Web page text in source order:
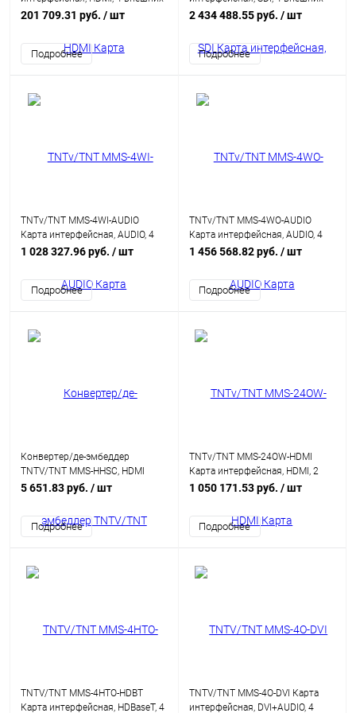
входных порта: HDMI, (макс.
для коммутаторов серии MMS-
xxxxCSTW)
201 709.31 руб. / шт
Подробнее
входных порта: SDI,
видеоразрешений/scaler;для
коммутаторов серии MMS-
2 434 488.55 руб. / шт
Подробнее
TNTv/TNT MMS-4WI-AUDIO
Карта интерфейсная, AUDIO, 4
внешних входных порта: 3-
(для коммутаторов серии MMS-
xxxxSISL)
1 028 327.96 руб. / шт
Подробнее
TNTv/TNT MMS-4WO-AUDIO
Карта интерфейсная, AUDIO, 4
внешних выходных порта: 3-
(для коммутаторов серии MMS-
xxxxSISL)
1 456 568.82 руб. / шт
Подробнее
Конвертер/де-эмбеддер
TNTV/TNT MMS-HHSC, HDMI
HDMI+AUDIO, HDMI
5V
5 651.83 руб. / шт
Подробнее
TNTv/TNT MMS-24OW-HDMI
Карта интерфейсная, HDMI, 2
внешних выходных порта/4
(интегрированный конвертер
видеоразрешений/scaler;для
1 050 171.53 руб. / шт
Подробнее
TNTV/TNT MMS-4HTO-HDBT
Карта интерфейсная, HDBaseT, 4
TNTV/TNT MMS-4O-DVI Карта
интерфейсная, DVI+AUDIO, 4